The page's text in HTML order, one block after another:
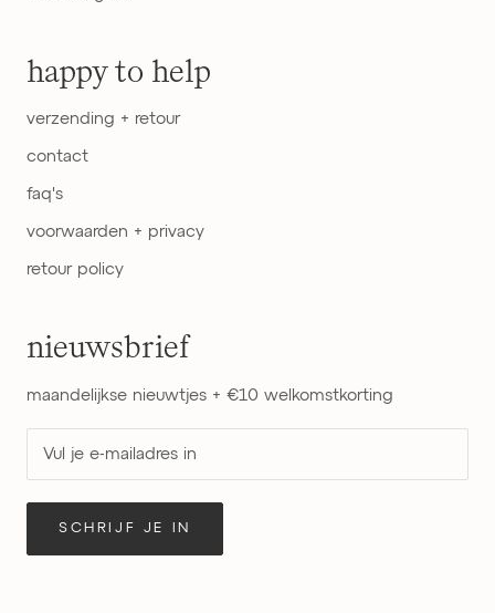
happy to help
verzending + retour
contact
faq's
voorwaarden + privacy
retour policy
nieuwsbrief
maandelijkse nieuwtjes + €10 welkomstkorting
SCHRIJF JE IN